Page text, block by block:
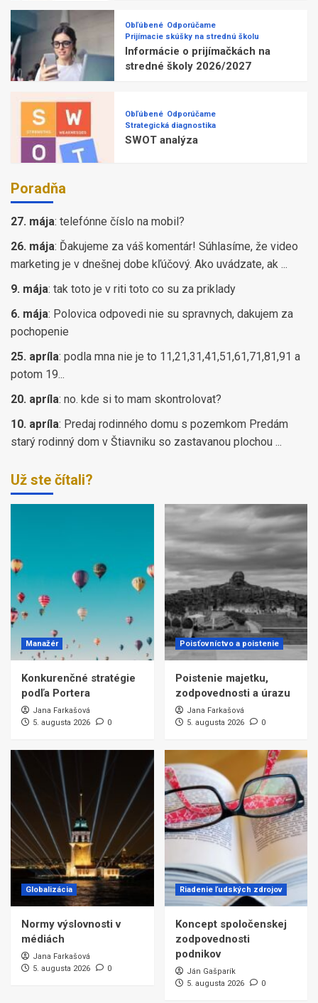
Obľúbené Odporúčame
Prijímacie skúšky na strednú školu
Informácie o prijímačkách na
stredné školy 2026/2027
Obľúbené Odporúčame
Strategická diagnostika
SWOT analýza
Poradňa
27. mája: telefónne číslo na mobil?
26. mája: Ďakujeme za váš komentár! Súhlasíme, že video
marketing je v dnešnej dobe kľúčový. Ako uvádzate, ak ...
9. mája: tak toto je v riti toto co su za priklady
6. mája: Polovica odpovedi nie su spravnych, dakujem za
pochopenie
25. apríla: podla mna nie je to 11,21,31,41,51,61,71,81,91 a
potom 19...
20. apríla: no. kde si to mam skontrolovat?
10. apríla: Predaj rodinného domu s pozemkom Predám
starý rodinný dom v Štiavniku so zastavanou plochou ...
Už ste čítali?
Manažér
Konkurenčné stratégie
podľa Portera
Jana Farkašová
5. augusta 2026
0
Poisťovníctvo a poistenie
Poistenie majetku,
zodpovednosti a úrazu
Jana Farkašová
5. augusta 2026
0
Globalizácia
Normy výslovnosti v
médiách
Jana Farkašová
5. augusta 2026
0
Riadenie ľudských zdrojov
Koncept spoločenskej
zodpovednosti
podnikov
Ján Gašparík
5. augusta 2026
0